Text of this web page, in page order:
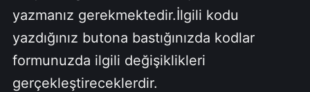
yazmanız gerekmektedir.İlgili kodu
yazdığınız butona bastığınızda kodlar
formunuzda ilgili değişiklikleri
gerçekleştireceklerdir.